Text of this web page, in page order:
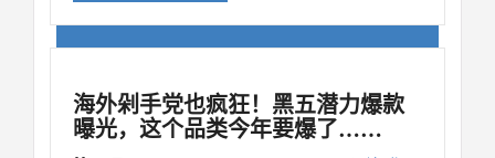
海外剁手党也疯狂！黑五潜力爆款
曝光，这个品类今年要爆了……